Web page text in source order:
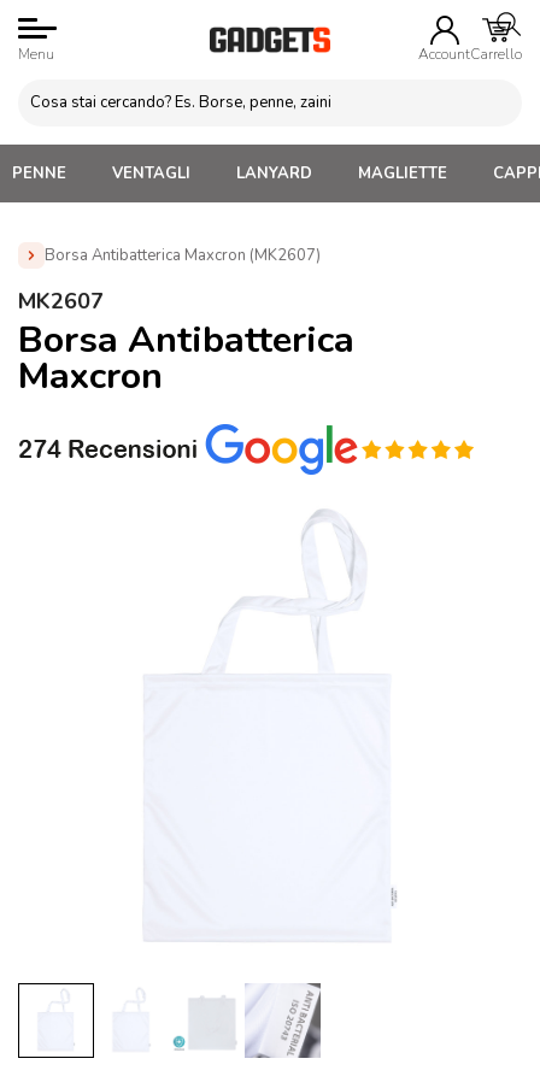
Menu AccountCarrello
PENNE VENTAGLI LANYARD MAGLIETTE
Borsa Antibatterica Maxcron (MK2607)
Home »
MK2607
Borsa Antibatterica
Maxcron